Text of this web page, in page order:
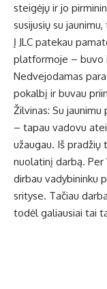
steigėjų ir jo
susijusių su
Į JLC patekau
platformoje – buvo
Nedvejodamas
pokalbį ir buvau
Žilvinas: Su
– tapau vadovu
užaugau. Iš pradžių
nuolatinį darbą. Per
dirbau vadybininku
srityse. Tačiau
todėl galiausiai tai